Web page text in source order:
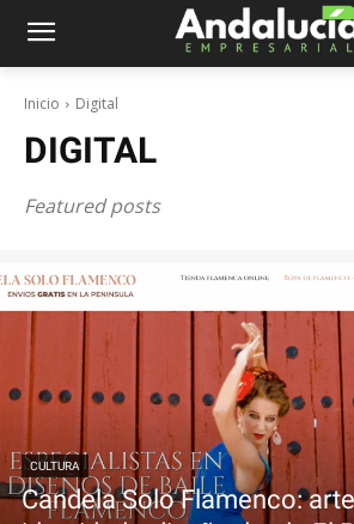
Inicio Digital
DIGITAL
Featured posts
CULTURA
Candela Solo Flamenco: